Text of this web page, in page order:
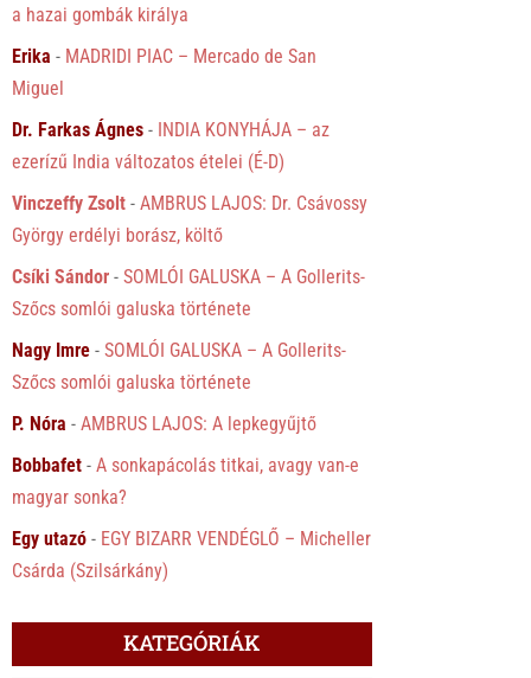
a hazai gombák királya
Erika - MADRIDI PIAC – Mercado de San
Miguel
Dr. Farkas Ágnes - INDIA KONYHÁJA – az
ezerízű India változatos ételei (É-D)
Vinczeffy Zsolt -AMBRUS LAJOS: Dr. Csávossy
György erdélyi borász, költő
Csíki Sándor -SOMLÓI GALUSKA – A Gollerits-
Szőcs somlói galuska története
Nagy Imre -SOMLÓI GALUSKA – A Gollerits-
Szőcs somlói galuska története
P. Nóra -AMBRUS LAJOS: A lepkegyűjtő
Bobbafet -A sonkapácolás titkai, avagy van-e
magyar sonka?
Egy utazó - EGY BIZARR VENDÉGLŐ – Micheller
Csárda (Szilsárkány)
KATEGÓRIÁK